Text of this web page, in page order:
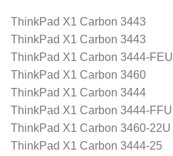
ThinkPad X1 Carbon 3443
ThinkPad X1 Carbon 3443
ThinkPad X1 Carbon 3444-FEU
ThinkPad X1 Carbon 3460
ThinkPad X1 Carbon 3444
ThinkPad X1 Carbon 3444-FFU
ThinkPad X1 Carbon 3460-22U
ThinkPad X1 Carbon 3444-25